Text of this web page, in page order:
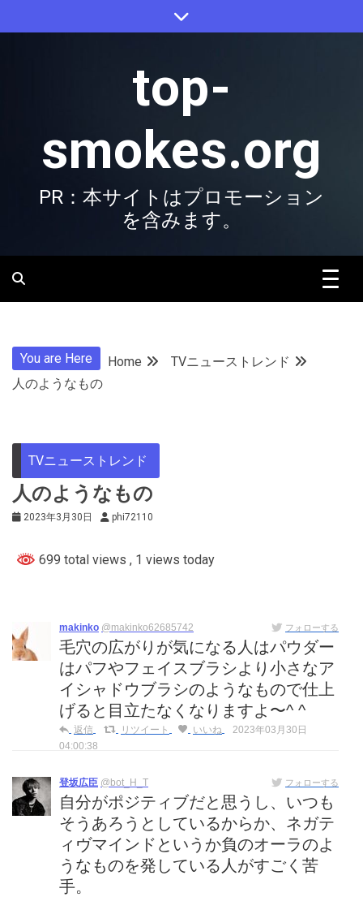
to
top-
smokes.org
PR：本サイトはプロモーション
を含みます。
You are Here Home
TVニューストレンド
人のようなもの
TVニューストレンド
人のようなもの
2023年3月30日 phi72110
699 total views , 1 views today
makinko @makinko62685742 フォローする
毛穴の広がりが気になる人はパウダー
はパフやフェイスブラシより小さなア
イシャドウブラシのようなもので仕上
げると目立たなくなりますよ〜^ ^
返信 リツイート いいね
2023年03月30日
04:00:38
登坂広臣 @bot_H_T フォローする
自分がポジティブだと思うし、いつも
そうあろうとしているからか、ネガテ
ィヴマインドというか負のオーラのよ
うなものを発している人がすごく苦
手。